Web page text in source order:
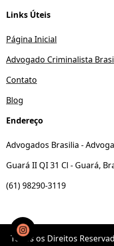
Links Úteis
Página Inicial
Advogado Criminalista
Contato
Blog
Endereço
Advogados Brasilia -
Guará II QI 31 Cl - Guará,
(61) 98290-3119
Todos os Direitos